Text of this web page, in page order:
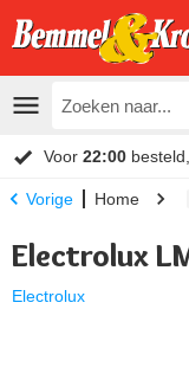
Voor 22:00
Vorige Home
Electrolux
Electrolux